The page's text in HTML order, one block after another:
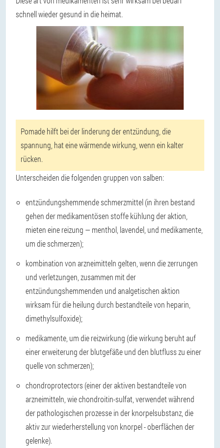
schnell wieder gesund in die heimat.
Pomade hilft bei der linderung der entzündung, die
spannung, hat eine wärmende wirkung, wenn ein kalter
rücken.
Unterscheiden die folgenden gruppen von salben:
entzündungshemmende schmerzmittel (in ihren bestand
gehen der medikamentösen stoffe kühlung der aktion,
mieten eine reizung — menthol, lavendel, und medikamente,
um die schmerzen);
kombination von arzneimitteln gelten, wenn die zerrungen
und verletzungen, zusammen mit der
entzündungshemmenden und analgetischen aktion
wirksam für die heilung durch bestandteile von heparin,
dimethylsulfoxide);
medikamente, um die reizwirkung (die wirkung beruht auf
einer erweiterung der blutgefäße und den blutfluss zu einer
quelle von schmerzen);
chondroprotectors (einer der aktiven bestandteile von
arzneimitteln, wie chondroitin-sulfat, verwendet während
der pathologischen prozesse in der knorpelsubstanz, die
aktiv zur wiederherstellung von knorpel - oberflächen der
gelenke).